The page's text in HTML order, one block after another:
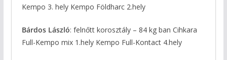
Kempo 3. hely Kempo Földharc 2.hely
Bárdos László: felnőtt korosztály – 84 kg ban Cihkara
Full-Kempo mix 1.hely Kempo Full-Kontact 4.hely